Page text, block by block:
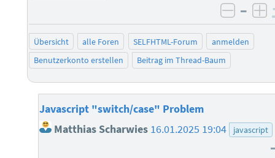
–
Übersicht alle Foren SELFHTML-Forum
anmelden
Benutzerkonto erstellen
Beitrag im Thread-Baum
Javascript "switch/case" Problem
Matthias Scharwies 16.01.2025 19:04 javascript